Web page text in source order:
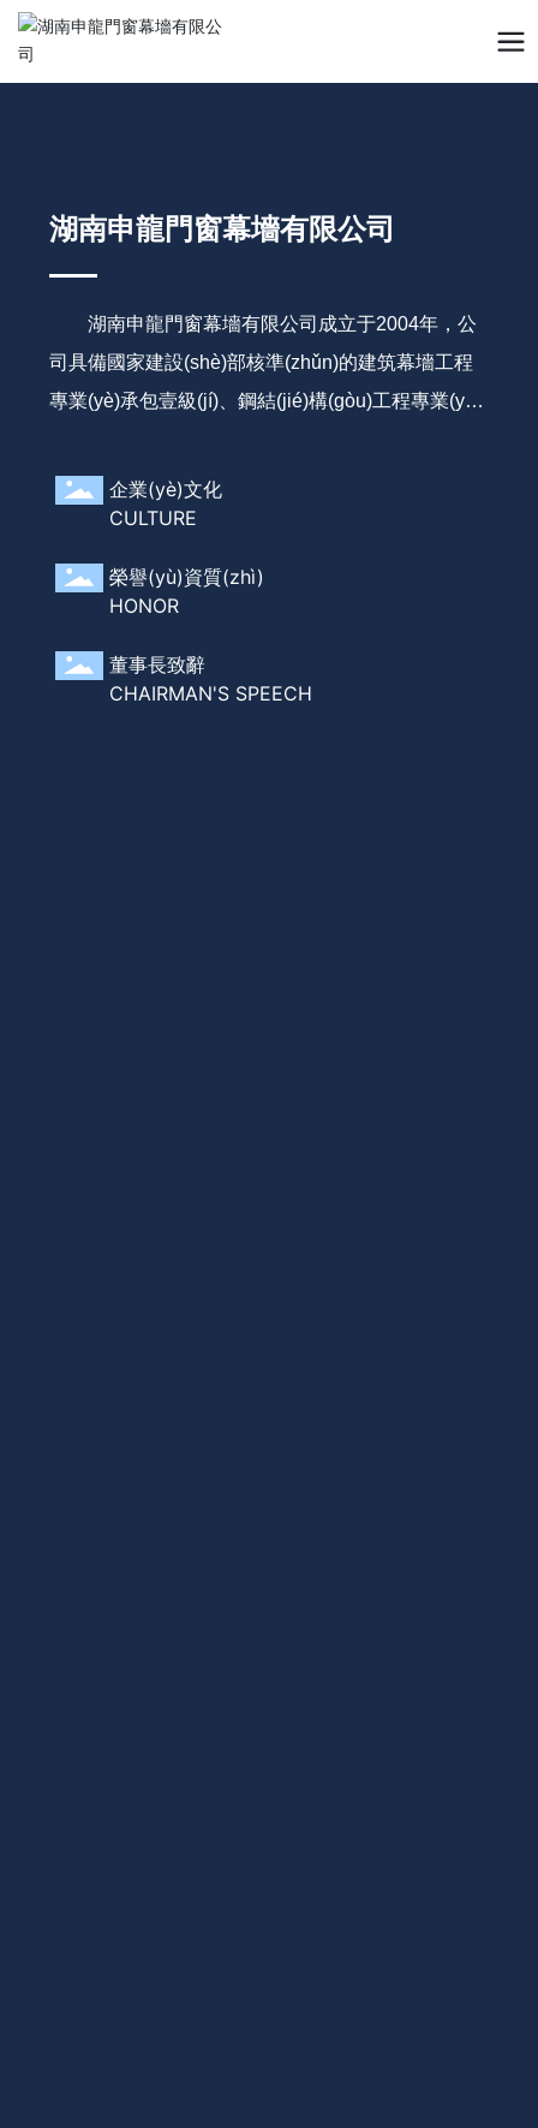
何以笙箫默免费观看全集,电视剧虎胆雄心全集免费观看,铁蹄下的村庄,看
不见的朋友,美猴王归来,世界奇闻怪事图片,德州电锯杀人狂1,劳荣枝庭审
直播
湖南申龍門窗幕墻有限公司
湖南申龍門窗幕墻有限公司成立于2004年，公
司具備國家建設(shè)部核準(zhǔn)的建筑幕墻工程
專業(yè)承包壹級(jí)、鋼結(jié)構(gòu)工程專業(yè)
設(shè)計(jì)與施工工程、裝飾裝修設(shè)計(jì)與施
工工程、金屬門窗設(shè)計(jì)與施工工程、鋼結(ji
百葉窗設(shè)計(jì)與施工工程。
企業(yè)文化
CULTURE
榮譽(yù)資質(zhì)
HONOR
董事長致辭
CHAIRMAN'S SPEECH